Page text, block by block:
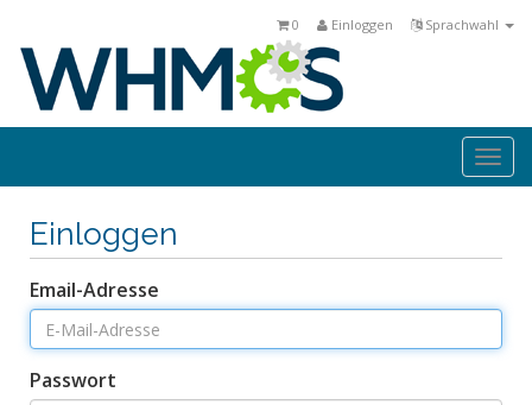
Sprachwahl
Einloggen
0
Einloggen
Email-Adresse
Passwort